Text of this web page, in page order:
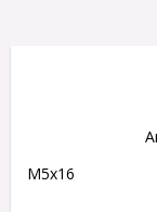
M5x16